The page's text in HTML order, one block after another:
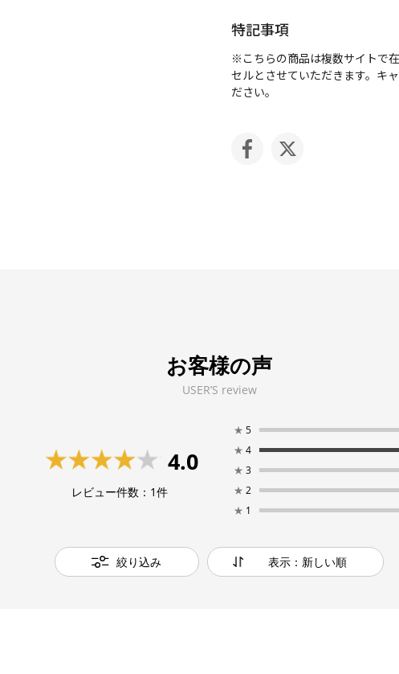
特記事項
※こちらの商品は複数サイトで
セルとさせていただきます。キ
ださい。
お客様の声
USER’S review
4.0
レビュー件数： 1件
★ 5
★ 4
★ 3
★ 2
★ 1
絞り込み 表示：新しい順